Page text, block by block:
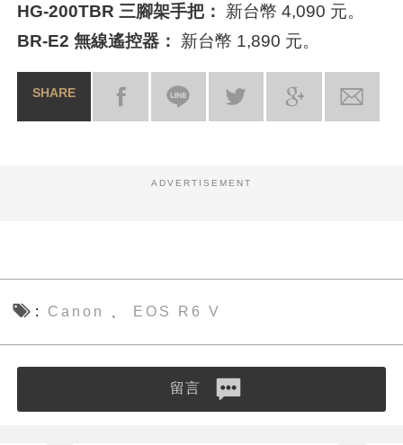
HG-200TBR 三腳架手把：
新台幣 4,090 元。
BR-E2 無線遙控器：
新台幣 1,890 元。
SHARE
ADVERTISEMENT
Canon EOS R6 V
留言